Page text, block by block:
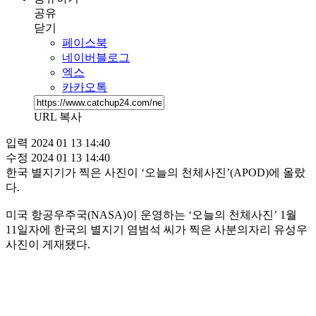
공유
닫기
페이스북
네이버블로그
엑스
카카오톡
URL 복사
입력 2024 01 13 14:40
수정 2024 01 13 14:40
한국 별지기가 찍은 사진이 ‘오늘의 천체사진’(APOD)에 올랐
다.
미국 항공우주국(NASA)이 운영하는 ‘오늘의 천체사진’ 1월
11일자에 한국의 별지기 염범석 씨가 찍은 사분의자리 유성우
사진이 게재됐다.